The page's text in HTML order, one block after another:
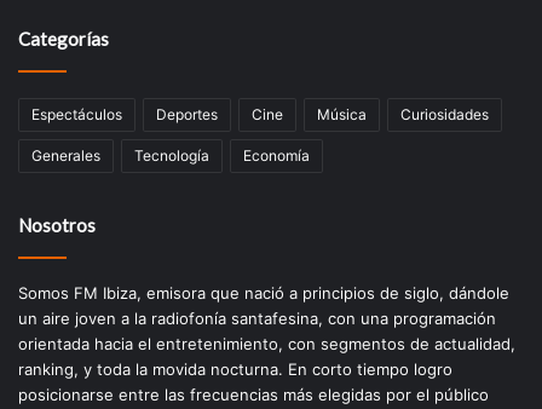
Categorías
Espectáculos Deportes Cine Música Curiosidades
Generales Tecnología Economía
Nosotros
Somos FM Ibiza, emisora que nació a principios de siglo, dándole
un aire joven a la radiofonía santafesina, con una programación
orientada hacia el entretenimiento, con segmentos de actualidad,
ranking, y toda la movida nocturna. En corto tiempo logro
posicionarse entre las frecuencias más elegidas por el público